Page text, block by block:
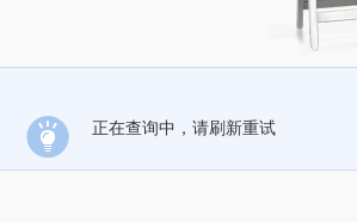
正在查询中，请刷新重试